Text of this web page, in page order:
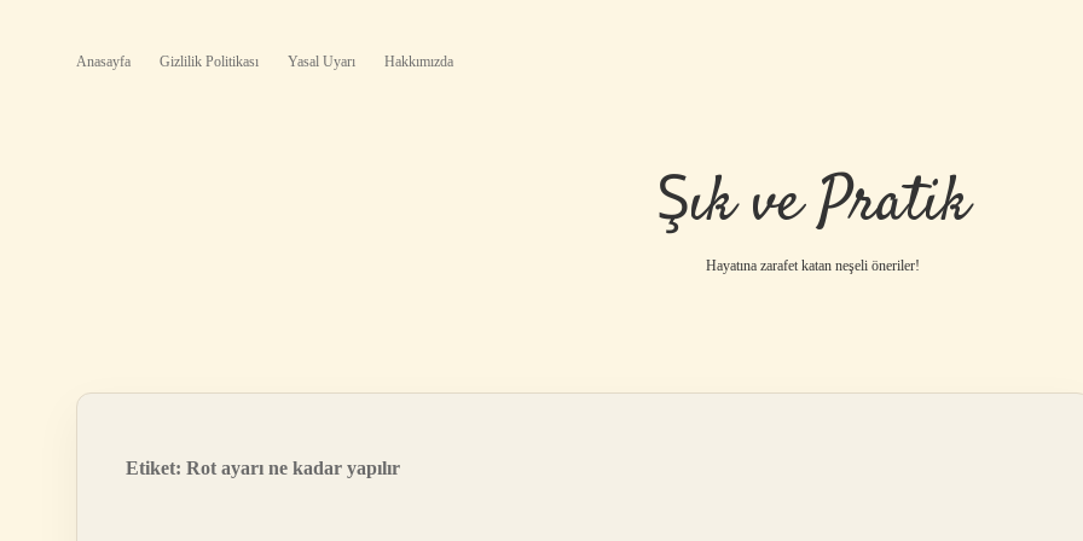
Anasayfa Gizlilik Politikası Yasal Uyarı Hakkımızda
Şık ve Pratik
Hayatına zarafet katan neşeli öneriler!
Etiket: Rot ayarı ne kadar yapılır